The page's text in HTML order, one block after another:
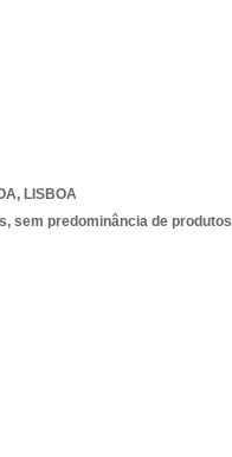
, LISBOA
sem predominância de produtos